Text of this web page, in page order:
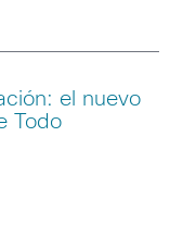
el nuevo
Todo